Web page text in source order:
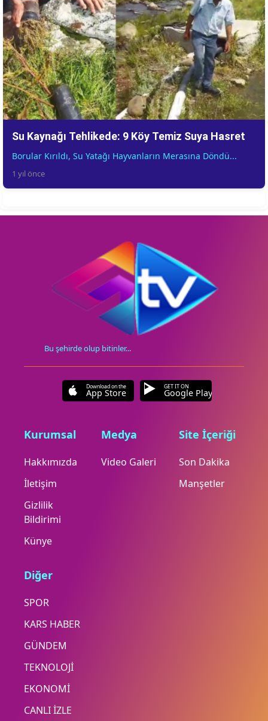
Su Kaynağı Tehlikede: 9 Köy Temiz Suya Hasret
Borular Kırıldı, Su Yatağı Hayvanların Merasına Döndü...
1 yıl önce
Bu şehirde olup bitinler...
Download on the
App Store
GET IT ON
Google Play
Kurumsal
Hakkımızda
İletişim
Gizlilik
Bildirimi
Künye
Medya
Video Galeri
Site İçeriği
Son Dakika
Manşetler
Diğer
SPOR
KARS HABER
GÜNDEM
TEKNOLOJİ
EKONOMİ
CANLI İZLE